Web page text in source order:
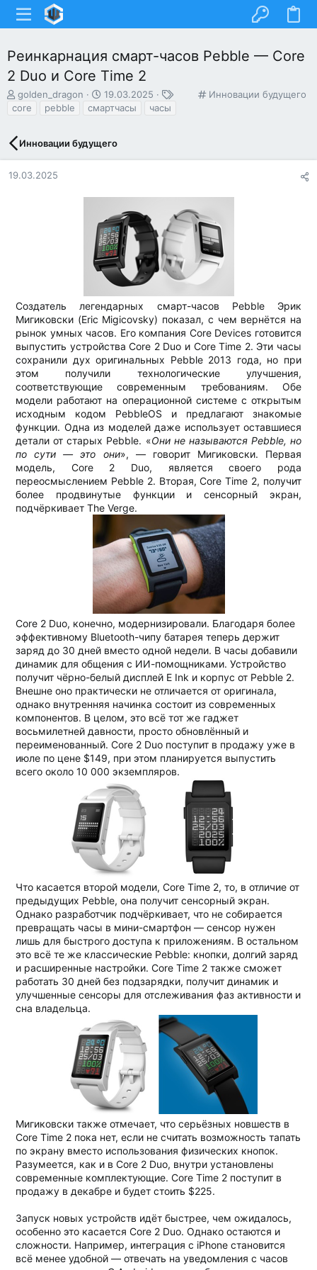
Реинкарнация смарт-часов Pebble — Core
2 Duo и Core Time 2
К
я
Инновации будущего
А
в
р
е
golden_dragon
Д
а
н
л
19.03.2025
Т
core pebble смартчасы часы
Инновации будущего
19.03.2025
Создатель легендарных смарт-часов Pebble Эрик
Мигиковски (Eric Migicovsky) показал, с чем вернётся на
рынок умных часов. Его компания Core Devices готовится
выпустить устройства Core 2 Duo и Core Time 2. Эти часы
сохранили дух оригинальных Pebble 2013 года, но при
этом получили технологические улучшения,
соответствующие современным требованиям. Обе
модели работают на операционной системе с открытым
исходным кодом PebbleOS и предлагают знакомые
функции. Одна из моделей даже использует оставшиеся
детали от старых Pebble. «Они не называются Pebble, но
по сути — это они», — говорит Мигиковски. Первая
модель, Core 2 Duo, является своего рода
переосмыслением Pebble 2. Вторая, Core Time 2, получит
более продвинутые функции и сенсорный экран,
подчёркивает The Verge.​
Core 2 Duo, конечно, модернизировали. Благодаря более
эффективному Bluetooth-чипу батарея теперь держит
заряд до 30 дней вместо одной недели. В часы добавили
динамик для общения с ИИ-помощниками. Устройство
получит чёрно-белый дисплей E Ink и корпус от Pebble 2.
Внешне оно практически не отличается от оригинала,
однако внутренняя начинка состоит из современных
компонентов. В целом, это всё тот же гаджет
восьмилетней давности, просто обновлённый и
переименованный. Core 2 Duo поступит в продажу уже в
июле по цене $149, при этом планируется выпустить
всего около 10 000 экземпляров.
Что касается второй модели, Core Time 2, то, в отличие от
предыдущих Pebble, она получит сенсорный экран.
Однако разработчик подчёркивает, что не собирается
превращать часы в мини-смартфон — сенсор нужен
лишь для быстрого доступа к приложениям. В остальном
это всё те же классические Pebble: кнопки, долгий заряд
и расширенные настройки. Core Time 2 также сможет
работать 30 дней без подзарядки, получит динамик и
улучшенные сенсоры для отслеживания фаз активности и
сна владельца.
Мигиковски также отмечает, что серьёзных новшеств в
Core Time 2 пока нет, если не считать возможность тапать
по экрану вместо использования физических кнопок.
Разумеется, как и в Core 2 Duo, внутри установлены
современные комплектующие. Core Time 2 поступит в
продажу в декабре и будет стоить $225.
Запуск новых устройств идёт быстрее, чем ожидалось,
особенно это касается Core 2 Duo. Однако остаются и
сложности. Например, интеграция с iPhone становится
всё менее удобной — отвечать на уведомления с часов